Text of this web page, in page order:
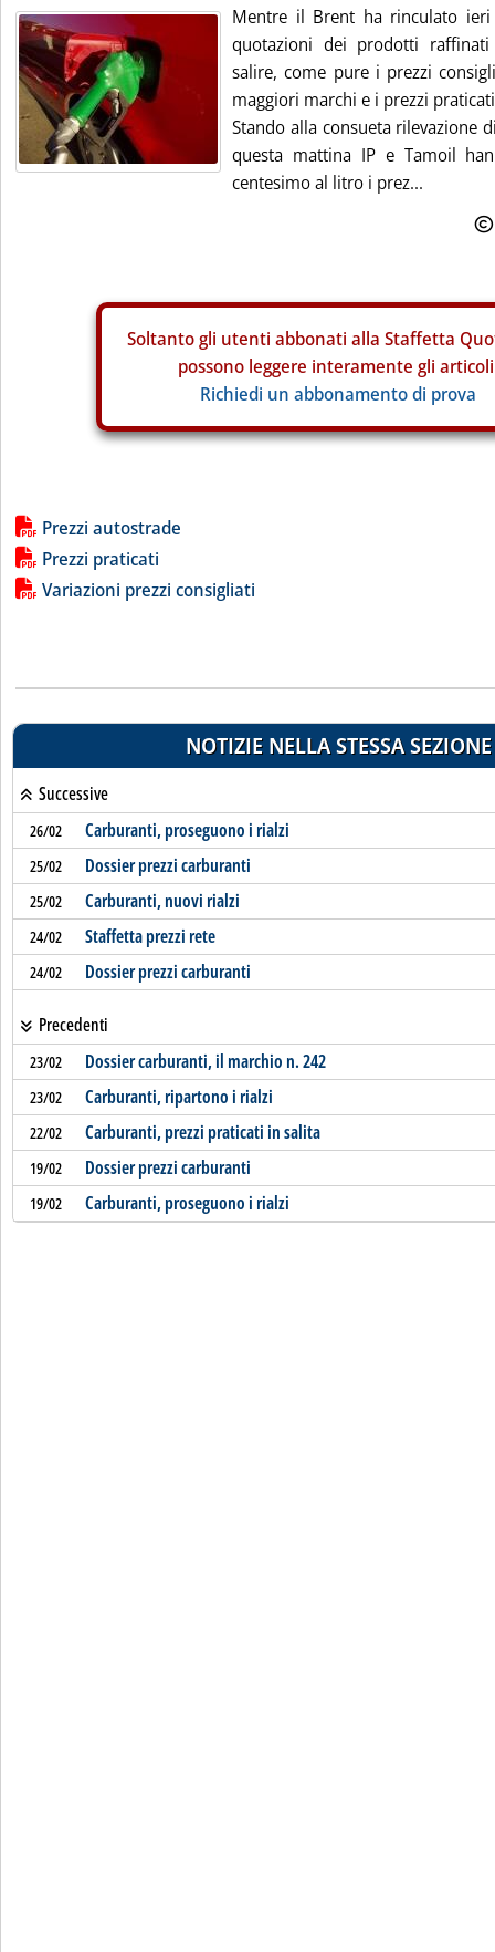
Mentre il Brent ha rinculato
quotazioni dei prodotti
salire, come pure i prezzi
maggiori marchi e i prezzi
Stando alla consueta rilevazione
questa mattina IP e Tamoil
centesimo al litro i prez...
Soltanto gli utenti abbonati alla Staffetta
possono leggere interamente gli
Richiedi un abbonamento di prova
Lista allegati PDF alla notizia
Prezzi autostrade
Prezzi praticati
Variazioni prezzi consigliati
NOTIZIE NELLA STESSA SEZIONE
Successive
26/02 Carburanti, proseguono i rialzi
25/02 Dossier prezzi carburanti
25/02 Carburanti, nuovi rialzi
24/02 Staffetta prezzi rete
24/02 Dossier prezzi carburanti
Precedenti
23/02 Dossier carburanti, il marchio n. 242
23/02 Carburanti, ripartono i rialzi
22/02 Carburanti, prezzi praticati in salita
19/02 Dossier prezzi carburanti
19/02 Carburanti, proseguono i rialzi